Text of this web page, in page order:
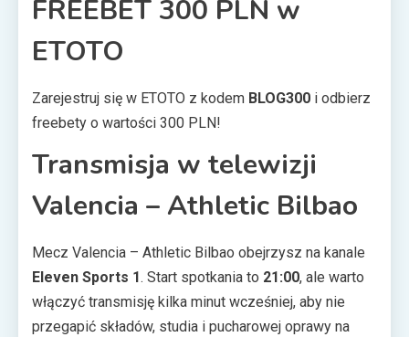
FREEBET 300 PLN w
ETOTO
Zarejestruj się w ETOTO z kodem BLOG300 i odbierz
freebety o wartości 300 PLN!
Transmisja w telewizji
Valencia – Athletic Bilbao
Mecz Valencia – Athletic Bilbao obejrzysz na kanale
Eleven Sports 1. Start spotkania to 21:00, ale warto
włączyć transmisję kilka minut wcześniej, aby nie
przegapić składów, studia i pucharowej oprawy na